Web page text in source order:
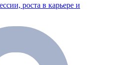
роста в карьере и